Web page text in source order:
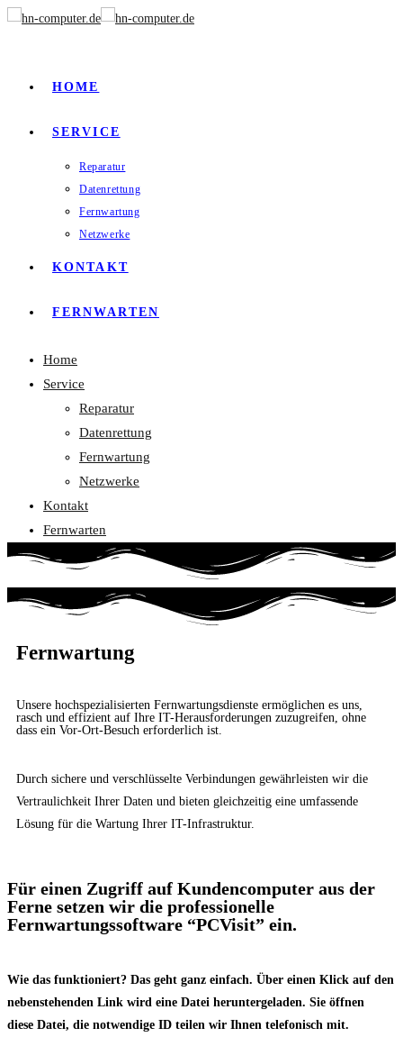
HOME
SERVICE
Reparatur
Datenrettung
Fernwartung
Netzwerke
KONTAKT
FERNWARTEN
Home
Service
Reparatur
Datenrettung
Fernwartung
Netzwerke
Kontakt
Fernwarten
Fernwartung
Unsere hochspezialisierten Fernwartungsdienste ermöglichen es uns,
rasch und effizient auf Ihre IT-Herausforderungen zuzugreifen, ohne
dass ein Vor-Ort-Besuch erforderlich ist.
Durch sichere und verschlüsselte Verbindungen gewährleisten wir die
Vertraulichkeit Ihrer Daten und bieten gleichzeitig eine umfassende
Lösung für die Wartung Ihrer IT-Infrastruktur.
Für einen Zugriff auf Kundencomputer aus der
Ferne setzen wir die professionelle
Fernwartungssoftware “PCVisit” ein.
Wie das funktioniert? Das geht ganz einfach. Über einen Klick auf den
nebenstehenden Link wird eine Datei heruntergeladen. Sie öffnen
diese Datei, die notwendige ID teilen wir Ihnen telefonisch mit.